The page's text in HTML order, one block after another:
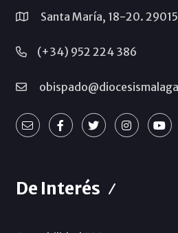
Santa María, 18-20.
(+34) 952 224 386
De Interés